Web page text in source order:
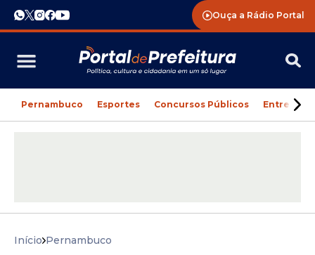
Ouça a Rádio Portal
Pernambuco Esportes Concursos Públicos
Início Pernambuco